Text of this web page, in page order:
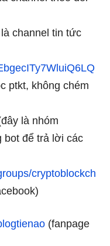
channel tin tức
ptkt, không chém
là nhóm
bot để trả lời các
cryptoblockch
(fanpage